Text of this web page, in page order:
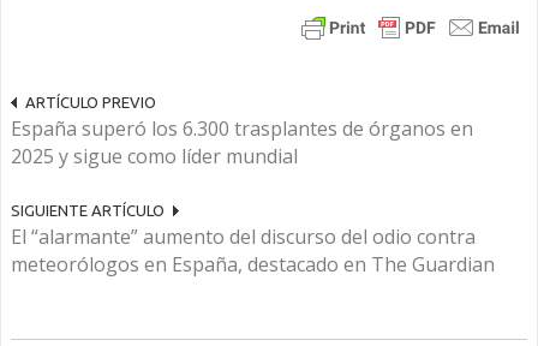
ARTÍCULO PREVIO
España superó los 6.300 trasplantes de órganos en
2025 y sigue como líder mundial
SIGUIENTE ARTÍCULO
El “alarmante” aumento del discurso del odio contra
meteorólogos en España, destacado en The Guardian